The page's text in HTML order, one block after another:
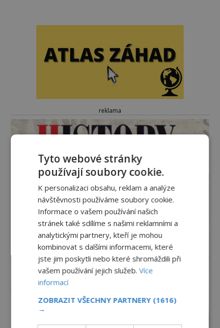
reklama
Tyto webové stránky
používají soubory cookie.
K personalizaci obsahu, reklam a analýze
návštěvnosti používáme soubory cookie.
Informace o vašem používání našich
stránek také sdílíme s našimi reklamními a
analytickými partnery, kteří je mohou
kombinovat s dalšími informacemi, které
jste jim poskytli nebo které shromáždili při
vašem používání jejich služeb.Více
informací
ZOBRAZIT VŠECHNY PARTNERY (1616)
→